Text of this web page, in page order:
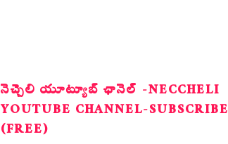
నెచ్చెలి యూట్యూబ్ ఛానెల్ -NECCHELI
YOUTUBE CHANNEL-SUBSCRIBE
(FREE)